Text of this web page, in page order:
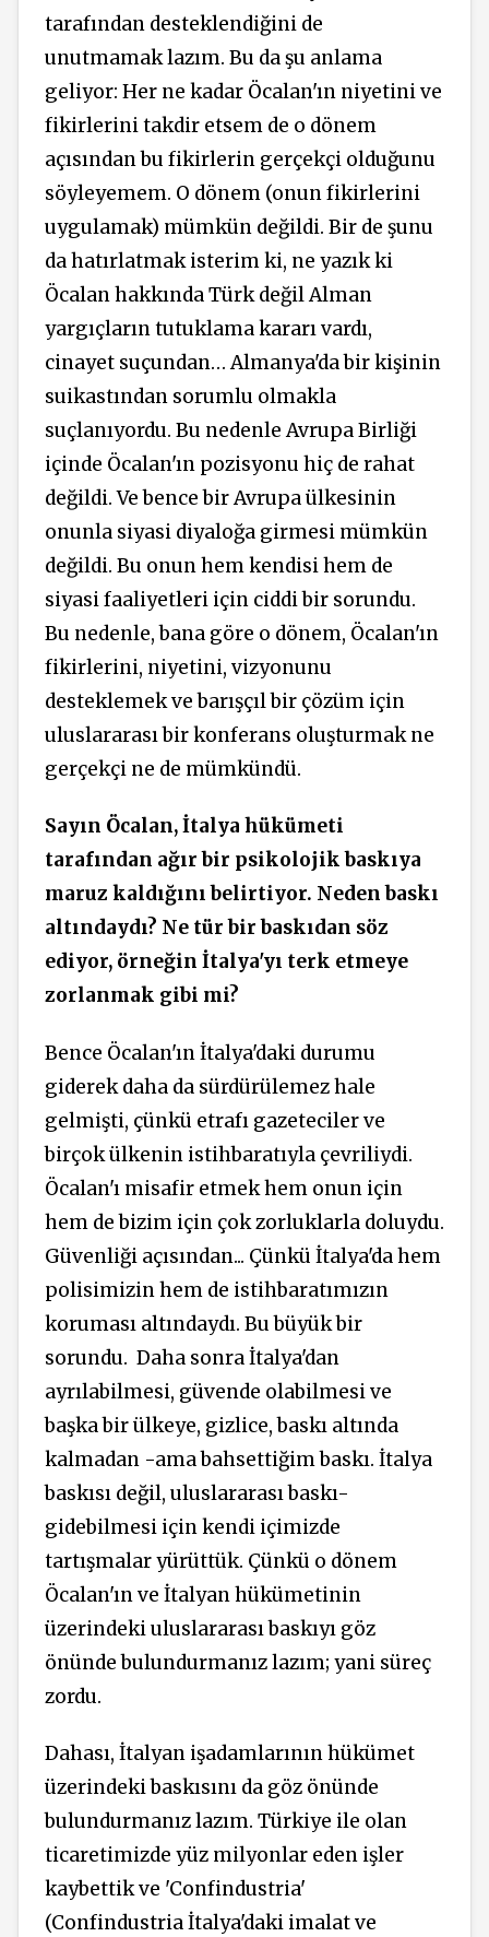
tarafından desteklendiğini de
unutmamak lazım. Bu da şu anlama
geliyor: Her ne kadar Öcalan'ın niyetini ve
fikirlerini takdir etsem de o dönem
açısından bu fikirlerin gerçekçi olduğunu
söyleyemem. O dönem (onun fikirlerini
uygulamak) mümkün değildi. Bir de şunu
da hatırlatmak isterim ki, ne yazık ki
Öcalan hakkında Türk değil Alman
yargıçların tutuklama kararı vardı,
cinayet suçundan… Almanya'da bir kişinin
suikastından sorumlu olmakla
suçlanıyordu. Bu nedenle Avrupa Birliği
içinde Öcalan'ın pozisyonu hiç de rahat
değildi. Ve bence bir Avrupa ülkesinin
onunla siyasi diyaloğa girmesi mümkün
değildi. Bu onun hem kendisi hem de
siyasi faaliyetleri için ciddi bir sorundu.
Bu nedenle, bana göre o dönem, Öcalan'ın
fikirlerini, niyetini, vizyonunu
desteklemek ve barışçıl bir çözüm için
uluslararası bir konferans oluşturmak ne
gerçekçi ne de mümkündü.
Sayın Öcalan, İtalya hükümeti
tarafından ağır bir psikolojik baskıya
maruz kaldığını belirtiyor. Neden baskı
altındaydı? Ne tür bir baskıdan söz
ediyor, örneğin İtalya'yı terk etmeye
zorlanmak gibi mi?
Bence Öcalan'ın İtalya'daki durumu
giderek daha da sürdürülemez hale
gelmişti, çünkü etrafı gazeteciler ve
birçok ülkenin istihbaratıyla çevriliydi.
Öcalan'ı misafir etmek hem onun için
hem de bizim için çok zorluklarla doluydu.
Güvenliği açısından... Çünkü İtalya'da hem
polisimizin hem de istihbaratımızın
koruması altındaydı. Bu büyük bir
sorundu. Daha sonra İtalya'dan
ayrılabilmesi, güvende olabilmesi ve
başka bir ülkeye, gizlice, baskı altında
kalmadan -ama bahsettiğim baskı. İtalya
baskısı değil, uluslararası baskı-
gidebilmesi için kendi içimizde
tartışmalar yürüttük. Çünkü o dönem
Öcalan'ın ve İtalyan hükümetinin
üzerindeki uluslararası baskıyı göz
önünde bulundurmanız lazım; yani süreç
zordu.
Dahası, İtalyan işadamlarının hükümet
üzerindeki baskısını da göz önünde
bulundurmanız lazım. Türkiye ile olan
ticaretimizde yüz milyonlar eden işler
kaybettik ve 'Confindustria'
(Confindustria İtalya'daki imalat ve